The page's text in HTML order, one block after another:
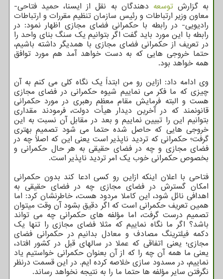
به گزارشتوسعه دهندگان به نقل از ایسنا، حمید فتاحی-
معاون وزیر ارتباطات و رئیس سازمان تنظیم مقررات و ارتباطات
رادیویی- در رابطه با حکمرانی فضای مجازی اظهار نمود: در
رابطه با این مورد باید گفت اگر بتوانیم یک سنگ بنای واحد را
در تعریف از حکمرانی فضای مجازی با همدیگر داشته باشیم،
حتما خروجی هایی که به دست خواهد آمد هم مورد توافق
همه خواهد بود.
وی ادامه داد: ازاین رو من ابتداً یک نگاه کلی می کنم به آن
چیزی که ما فکر می نماییم شیوه حکمرانی در فضای مجازی
هست و البته فرمایش مقام معظم رهبری در مورد حکمرانی
قانونمند که در آخرین دیدار هیأت دولت، فرمودند مقداری
بتوانیم این را تبیین نماییم و بعد در مقابل آن نسبت به این
خروجی هایی که حاصل شده حتما می شود تصمیم بهتری
گرفت؛ حکمرانی که تردید ناپذیر است یعنی این که اصلاً چه در
فضای مجازی و چه در فضای حقیقی به هر حال حکمرانی و
بخصوص حکمرانی خوب یک امر تردید ناپذیر است.
فتاحی با اعلان اینکه ازاین رو کسی ادعا کند بدون حکمرانی
امکان گسترش در فضای مجازی چه در فضای حقیقی به
اهدافی نائل شود، این کاملا مردود هست، خاطرنشان کرد: اما
همین تعریف حکمرانی است که اگر دقیق بشود آن وقت میتوان
تصمیم درست گرفت، اما مؤلفه های حکمرانی چه می تواند
باشد؟ اگر ما نگاه نماییم که مثلا فضای مجازی را تنها یک
دکمه فیلترینگ مصادف و معادل بدانیم در حکمرانی فضای
مجازی؛ یعنی اتفاقی که عملا در سالهای قبل در کشور افتاد،
یعنی ما همه آن چه را که از آن بعنوان حکمرانی خواستیم یاد
نماییم، در مسدود سازی خلاصه کرده ایم. در این قسمت درنظر
نگرفتن سایر مؤلفه ها حتما ما را به نتیجه نخواهد رساند.